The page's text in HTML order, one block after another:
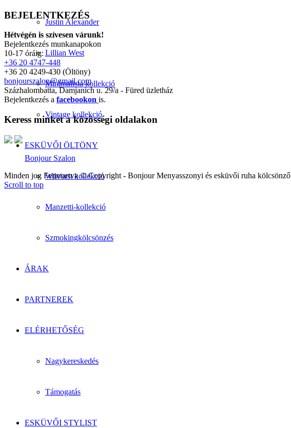
Justin Alexander
Lillian West
Minimalista kollekció
Vintage kollekció
ESKÜVŐI ÖLTÖNY
Wilvorst kollekció
Manzetti-kollekció
Szmokingkölcsönzés
ÁRAK
PARTNEREK
ELÉRHETŐSÉG
Nagykereskedés
Támogatás
ESKÜVŐI STYLIST
BEJELENTKEZÉS
Hétvégén is szívesen várunk!
Bejelentkezés munkanapokon
10-17 óráig:
+36 20 4747-448
+36 20 4249-430 (Öltöny)
bonjourszalon@gmail.com
Százhalombatta, Damjanich u. 29/a - Füred üzletház
Bejelentkezés a facebookon is.
Keress minket a közösségi oldalakon
Bonjour Szalon
Minden jog Fenntartva © Copyright - Bonjour Menyasszonyi és esküvői ruha kölcsönző
Scroll to top